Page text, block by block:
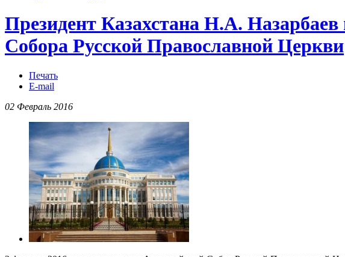
Президент Казахстана Н.А.
Собора Русской Православной Церкви
Печать
E-mail
02 Февраль 2016